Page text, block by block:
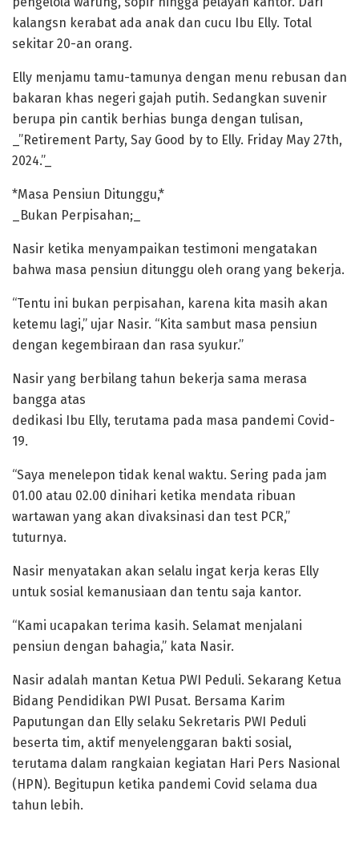
kalangsn kerabat ada anak dan cucu Ibu Elly. Total
sekitar 20-an orang.
Elly menjamu tamu-tamunya dengan menu rebusan dan
bakaran khas negeri gajah putih. Sedangkan suvenir
berupa pin cantik berhias bunga dengan tulisan,
_”Retirement Party, Say Good by to Elly. Friday May 27th,
2024.”_
*Masa Pensiun Ditunggu,*
_Bukan Perpisahan;_
Nasir ketika menyampaikan testimoni mengatakan
bahwa masa pensiun ditunggu oleh orang yang bekerja.
“Tentu ini bukan perpisahan, karena kita masih akan
ketemu lagi,” ujar Nasir. “Kita sambut masa pensiun
dengan kegembiraan dan rasa syukur.”
Nasir yang berbilang tahun bekerja sama merasa
bangga atas
dedikasi Ibu Elly, terutama pada masa pandemi Covid-
19.
“Saya menelepon tidak kenal waktu. Sering pada jam
01.00 atau 02.00 dinihari ketika mendata ribuan
wartawan yang akan divaksinasi dan test PCR,”
tuturnya.
Nasir menyatakan akan selalu ingat kerja keras Elly
untuk sosial kemanusiaan dan tentu saja kantor.
“Kami ucapakan terima kasih. Selamat menjalani
pensiun dengan bahagia,” kata Nasir.
Nasir adalah mantan Ketua PWI Peduli. Sekarang Ketua
Bidang Pendidikan PWI Pusat. Bersama Karim
Paputungan dan Elly selaku Sekretaris PWI Peduli
beserta tim, aktif menyelenggaran bakti sosial,
terutama dalam rangkaian kegiatan Hari Pers Nasional
(HPN). Begitupun ketika pandemi Covid selama dua
tahun lebih.